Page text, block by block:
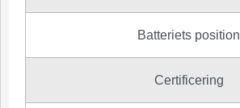
Batteriets position
Certificering